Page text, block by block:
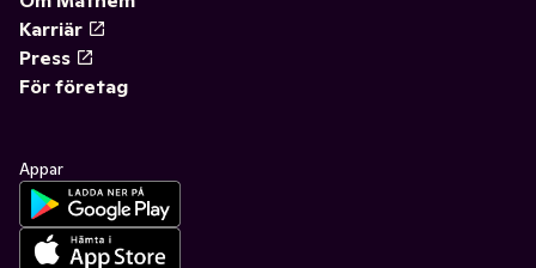
Karriär
Press
För företag
Appar